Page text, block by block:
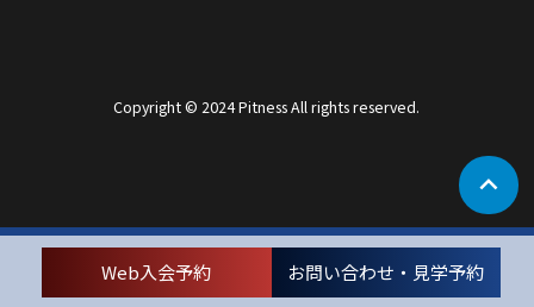
Web入会予約 お問い合わせ・見学予約
Copyright © 2024 Pitness All rights reserved.